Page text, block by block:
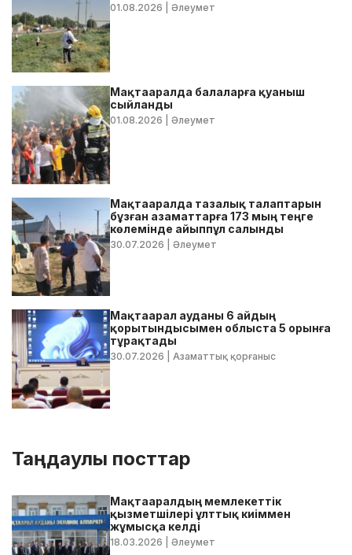
01.08.2026 | Әлеумет
Мақтааралда балаларға қуаныш
сыйланды
01.08.2026 | Әлеумет
Мақтааралда тазалық талаптарын
бұзған азаматтарға 173 мың теңге
көлемінде айыппұл салынды
30.07.2026 | Әлеумет
Мақтаарал ауданы 6 айдың
қорытындысымен облыста 5 орынға
тұрақтады
30.07.2026 | Азаматтық қорғаныс
Таңдаулы посттар
Мақтааралдың мемлекеттік
қызметшілері ұлттық киіммен
жұмысқа келді
18.03.2026 | Әлеумет